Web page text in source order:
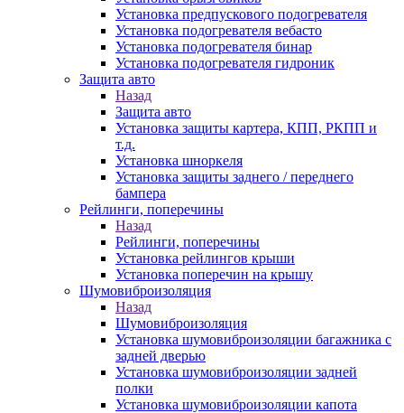
Установка предпускового подогревателя
Установка подогревателя вебасто
Установка подогревателя бинар
Установка подогревателя гидроник
Защита авто
Назад
Защита авто
Установка защиты картера, КПП, РКПП и
т.д.
Установка шноркеля
Установка защиты заднего / переднего
бампера
Рейлинги, поперечины
Назад
Рейлинги, поперечины
Установка рейлингов крыши
Установка поперечин на крышу
Шумовиброизоляция
Назад
Шумовиброизоляция
Установка шумовиброизоляции багажника с
задней дверью
Установка шумовиброизоляции задней
полки
Установка шумовиброизоляции капота